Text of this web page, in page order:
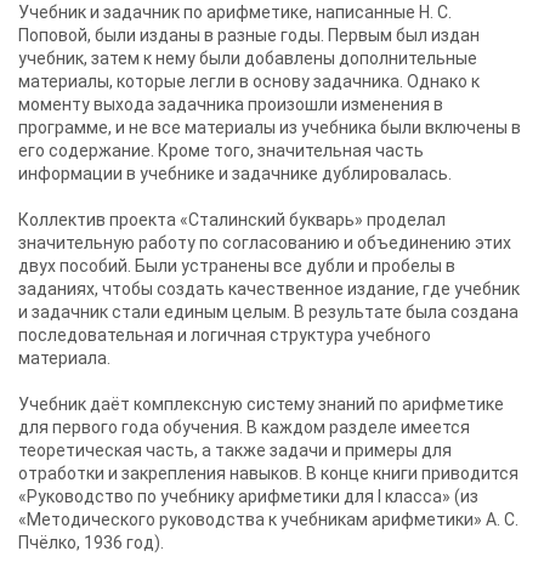
Учебник и задачник по арифметике, написанные Н. С.
Поповой, были изданы в разные годы. Первым был издан
учебник, затем к нему были добавлены дополнительные
материалы, которые легли в основу задачника. Однако к
моменту выхода задачника произошли изменения в
программе, и не все материалы из учебника были включены в
его содержание. Кроме того, значительная часть
информации в учебнике и задачнике дублировалась.
Коллектив проекта «Сталинский букварь» проделал
значительную работу по согласованию и объединению этих
двух пособий. Были устранены все дубли и пробелы в
заданиях, чтобы создать качественное издание, где учебник
и задачник стали единым целым. В результате была создана
последовательная и логичная структура учебного
материала.
Учебник даёт комплексную систему знаний по арифметике
для первого года обучения. В каждом разделе имеется
теоретическая часть, а также задачи и примеры для
отработки и закрепления навыков. В конце книги приводится
«Руководство по учебнику арифметики для I класса» (из
«Методического руководства к учебникам арифметики» А. С.
Пчёлко, 1936 год).